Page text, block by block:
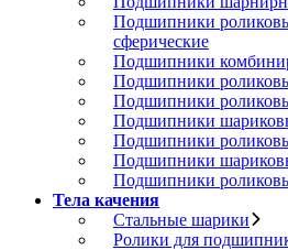
Подшипники
сферические
Подшипники
Подшипники
Подшипники
Подшипники
Подшипники
Подшипники
Подшипники
Тела качения
Стальные шарики
Ролики для